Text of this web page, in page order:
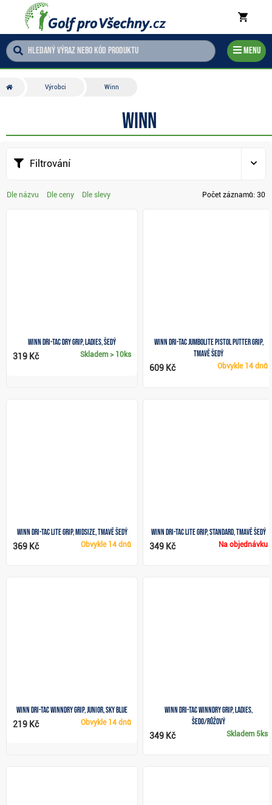
Menu
Výrobci Winn
Winn
Filtrování
Dle názvu Dle ceny Dle slevy Počet záznamů: 30
Winn Dri-Tac Dry grip, Ladies, šedý
Skladem> 10ks
319 Kč
Winn Dri-Tac JumboLite Pistol putter grip,
tmavě šedý
Obvykle 14 dnů
609 Kč
Winn Dri-Tac Lite grip, Midsize, tmavě šedý
Obvykle 14 dnů
369 Kč
Winn Dri-Tac Lite grip, Standard, tmavě šedý
Na objednávku
349 Kč
Winn Dri-Tac WinnDry grip, JUNIOR, sky blue
Obvykle 14 dnů
219 Kč
Winn Dri-Tac WinnDry grip, Ladies,
šedo/růžový
Skladem 5ks
349 Kč